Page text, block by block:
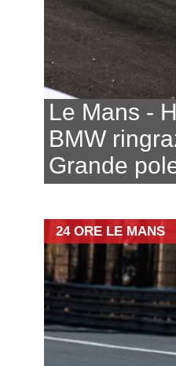
Le Mans -
BMW
Grande
24 ORE LE MANS